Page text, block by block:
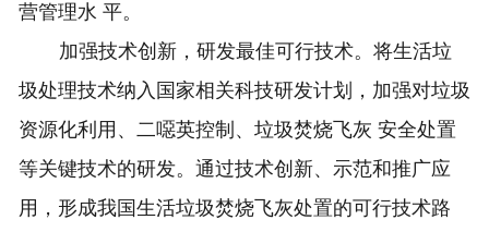
营管理水 平。
加强技术创新，研发最佳可行技术。将生活垃
圾处理技术纳入国家相关科技研发计划，加强对垃圾
资源化利用、二噁英控制、垃圾焚烧飞灰 安全处置
等关键技术的研发。通过技术创新、示范和推广应
用，形成我国生活垃圾焚烧飞灰处置的可行技术路